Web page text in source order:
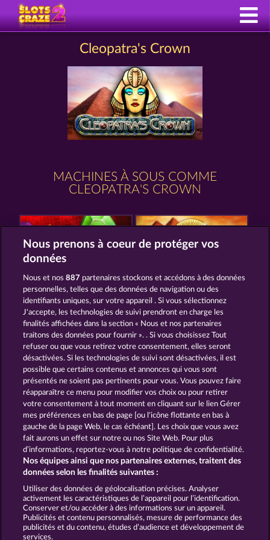
Cleopatra's Crown
MACHINES À SOUS COMME
CLEOPATRA'S CROWN
LUCKY PHARAOH WILD PHARAOS RICHES
CGU Charte de confidentialité
Mentions légales Société FAQ
Facebook
Envoyer la demande de rétractation
Nous prenons à coeur de protéger vos
données
Nous et nos887 partenaires stockons et accédons à des données
personnelles, telles que des données de navigation ou des
identifiants uniques, sur votre appareil . Si vous sélectionnez
J'accepte, les technologies de suivi prendront en charge les
finalités affichées dans la section « Nous et nos partenaires
traitons des données pour fournir ». . Si vous choisissez Tout
refuser ou que vous retirez votre consentement, elles seront
désactivées. Si les technologies de suivi sont désactivées, il est
possible que certains contenus et annonces qui vous sont
présentés ne soient pas pertinents pour vous. Vous pouvez faire
réapparaître ce menu pour modifier vos choix ou pour retirer
votre consentement à tout moment en cliquant sur le lien Gérer
mes préférences en bas de page [ou l'icône flottante en bas à
gauche de la page Web, le cas échéant]. Les choix que vous avez
fait aurons un effet sur notre ou nos Site Web. Pour plus
d’informations, reportez-vous à notre politique de confidentialité.
Nos équipes ainsi que nos partenaires externes, traitent des
données selon les finalités suivantes :
Utiliser des données de géolocalisation précises. Analyser
activement les caractéristiques de l’appareil pour l’identification.
Conserver et/ou accéder à des informations sur un appareil.
Publicités et contenu personnalisés, mesure de performance des
publicités et du contenu, études d’audience et développement de
services.